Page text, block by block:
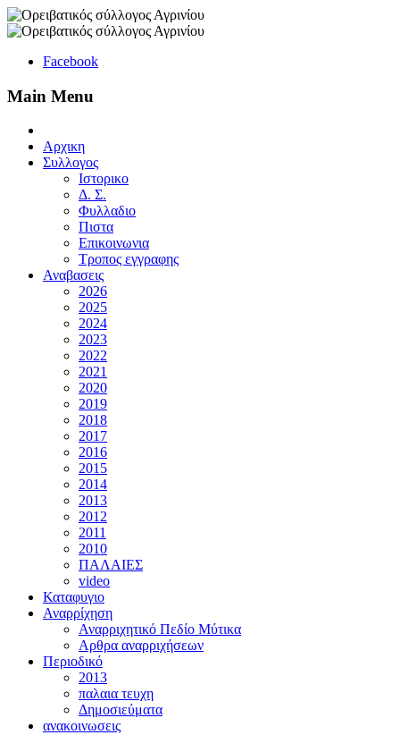
Facebook
Main Menu
Αρχικη
Συλλογος
Ιστορικο
Δ. Σ.
Φυλλαδιο
Πιστα
Επικοινωνια
Τροπος εγγραφης
Αναβασεις
2026
2025
2024
2023
2022
2021
2020
2019
2018
2017
2016
2015
2014
2013
2012
2011
2010
ΠΑΛΑΙΕΣ
video
Καταφυγιο
Αναρρίχηση
Αναρριχητικό Πεδίο Μύτικα
Αρθρα αναρριχήσεων
Περιοδικό
2013
παλαια τευχη
Δημοσιεύματα
ανακοινωσεις